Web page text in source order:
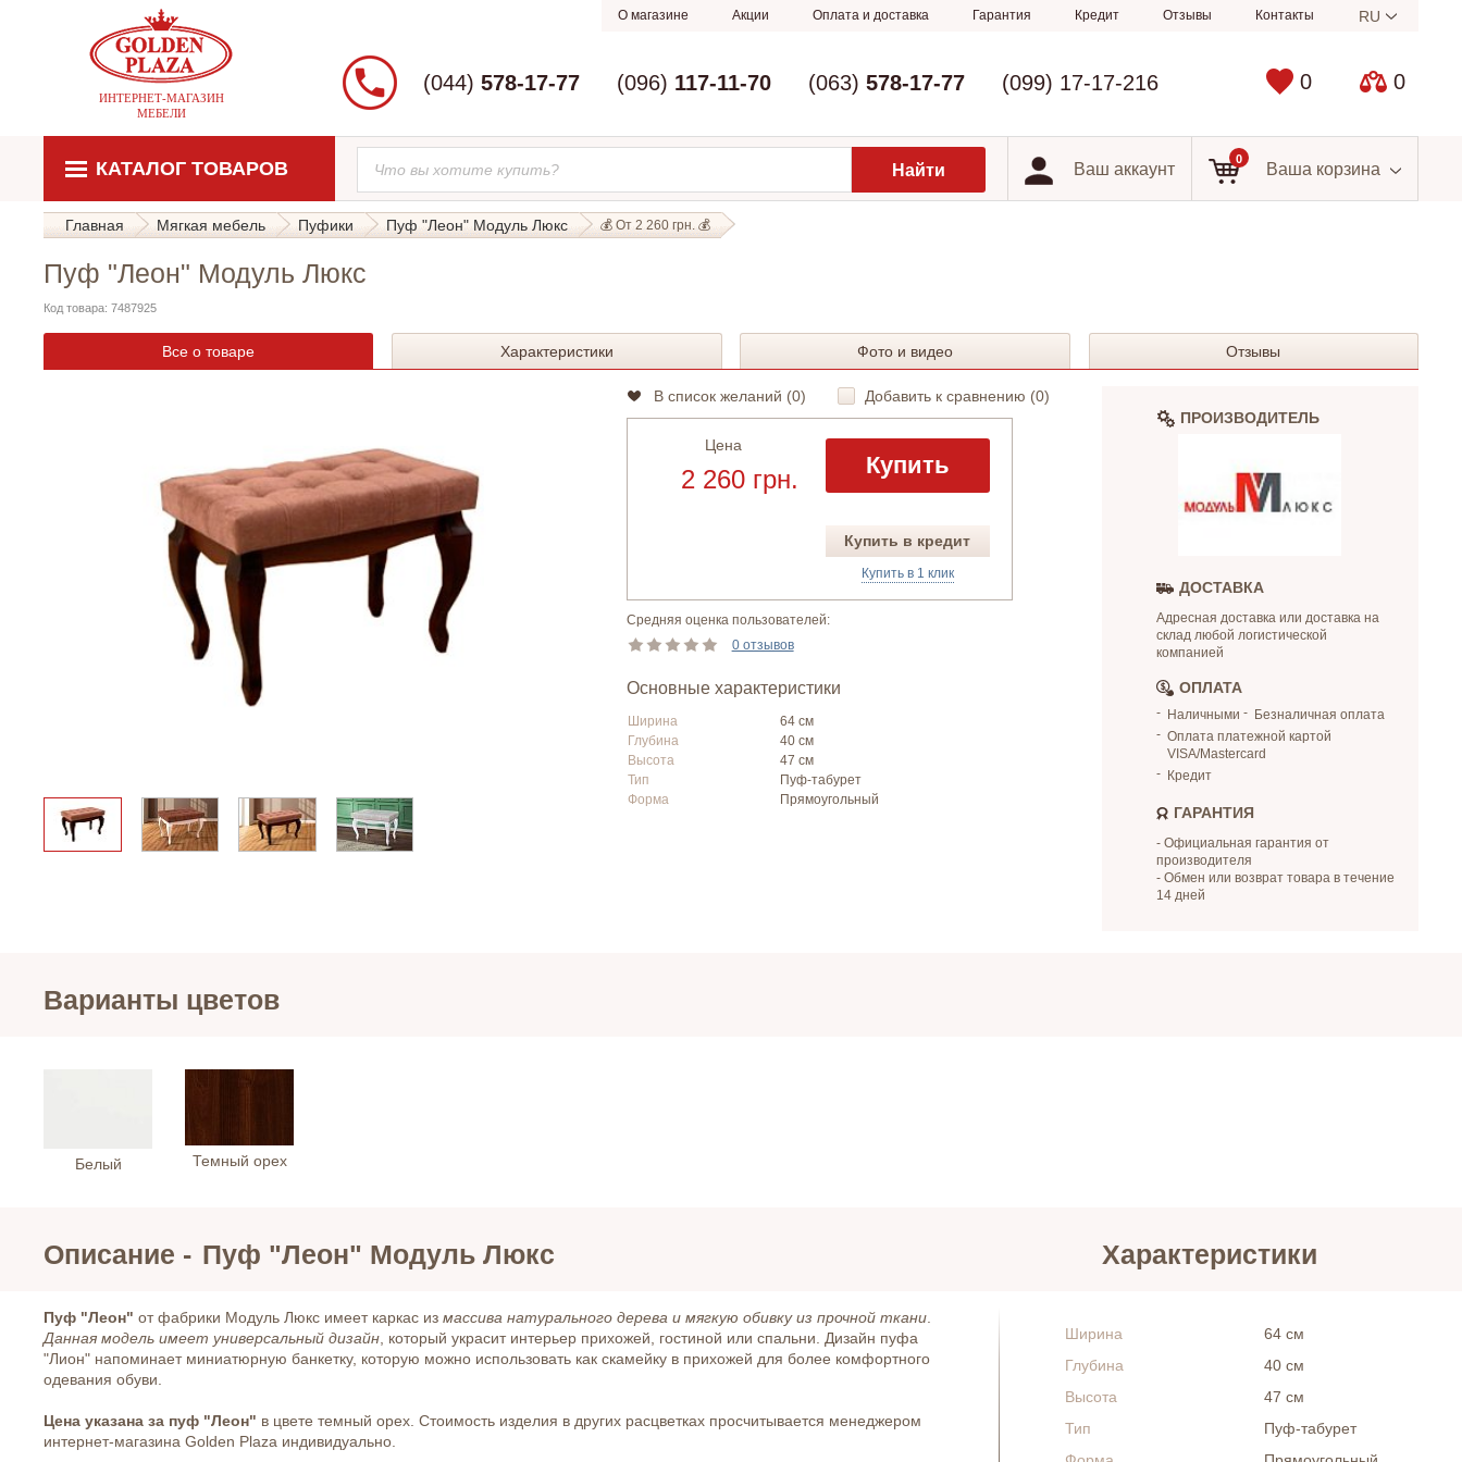
ИНТЕРНЕТ-МАГАЗИН
МЕБЕЛИ
О магазине Акции Оплата и доставка Гарантия Кредит Отзывы Контакты RU
0 0
(044) 578-17-77 (096) 117-11-70 (063) 578-17-77 (099) 17-17-216
КАТАЛОГ ТОВАРОВ Ваш аккаунт
0
Ваша корзина
Главная Мягкая мебель Пуфики Пуф "Леон" Модуль Люкс 💰 От 2 260 грн. 💰
Пуф "Леон" Модуль Люкс
Код товара: 7487925
Все о товаре Характеристики Фото и видео Отзывы
В список желаний (0) Добавить к сравнению (0)
Цена
2 260 грн. Купить
Купить в кредит
Купить в 1 клик
Средняя оценка пользователей:
0 отзывов
Основные характеристики
Ширина
64 см
Глубина
40 см
Высота
47 см
Тип
Пуф-табурет
Форма
Прямоугольный
ПРОИЗВОДИТЕЛЬ
ДОСТАВКА
Адресная доставка или доставка на
склад любой логистической
компанией
ОПЛАТА
Наличными
Безналичная оплата
Оплата платежной картой
VISA/Mastercard
Кредит
ГАРАНТИЯ
- Официальная гарантия от
производителя
- Обмен или возврат товара в течение
14 дней
Варианты цветов
Белый Темный орех
Описание - Пуф "Леон" Модуль Люкс Характеристики
Пуф "Леон" от фабрики Модуль Люкс имеет каркас из массива натурального дерева и мягкую обивку из прочной ткани
Данная модель имеет универсальный дизайн , который украсит интерьер прихожей, гостиной или спальни. Дизайн пуфа
"Лион" напоминает миниатюрную банкетку, которую можно использовать как скамейку в прихожей для более комфортного
одевания обуви.
Цена указана за пуф "Леон" в цвете темный орех. Стоимость изделия в других расцветках просчитывается менеджером
интернет-магазина Golden Plaza индивидуально.
Ширина
64 см
Глубина
40 см
Высота
47 см
Тип
Пуф-табурет